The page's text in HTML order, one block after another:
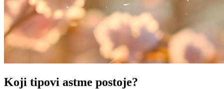
Koji tipovi astme postoje?